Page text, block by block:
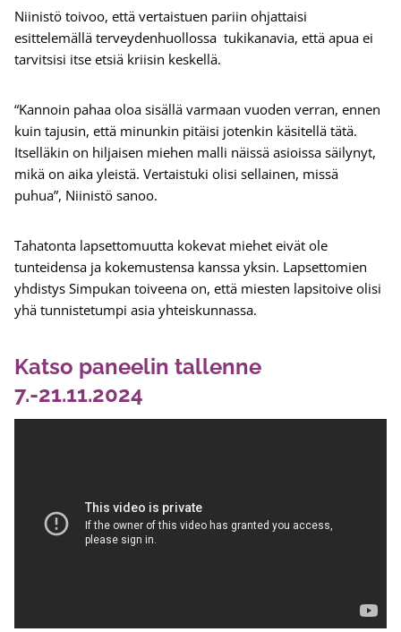
Niinistö toivoo, että vertaistuen pariin ohjattaisi
esittelemällä terveydenhuollossa tukikanavia, että apua ei
tarvitsisi itse etsiä kriisin keskellä.
“Kannoin pahaa oloa sisällä varmaan vuoden verran, ennen
kuin tajusin, että minunkin pitäisi jotenkin käsitellä tätä.
Itselläkin on hiljaisen miehen malli näissä asioissa säilynyt,
mikä on aika yleistä. Vertaistuki olisi sellainen, missä
puhua”, Niinistö sanoo.
Tahatonta lapsettomuutta kokevat miehet eivät ole
tunteidensa ja kokemustensa kanssa yksin. Lapsettomien
yhdistys Simpukan toiveena on, että miesten lapsitoive olisi
yhä tunnistetumpi asia yhteiskunnassa.
Katso paneelin tallenne
7.-21.11.2024